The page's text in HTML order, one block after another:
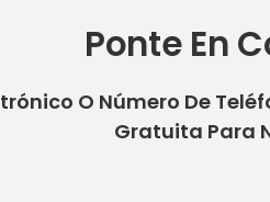
Ponte En
O Número De
Gratuita Para